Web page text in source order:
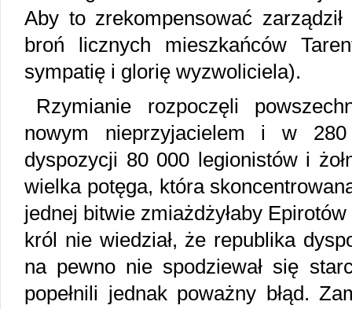
Aby to zrekompensować
broń licznych mieszkańców
sympatię i glorię wyzwoliciela).
Rzymianie rozpoczęli
nowym nieprzyjacielem i w
dyspozycji 80 000 legionistów i
wielka potęga, która
jednej bitwie zmiażdżyłaby
król nie wiedział, że republika
na pewno nie spodziewał się
popełnili jednak poważny błąd.